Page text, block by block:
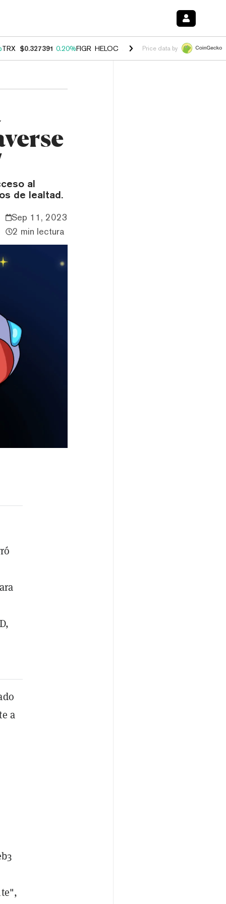
TRX $0.327391 0.20%FIGR_HELOC $1.03 2.50%HYPE $54.13 -
Price data by
al
de lealtad.
Sep 11, 2023
2 min lectura
a